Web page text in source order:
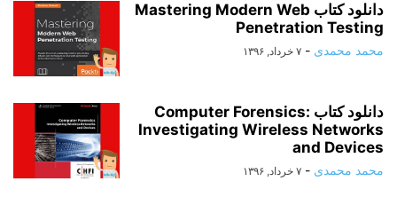
دانلود کتاب Mastering Modern Web
Penetration Testing
محمد محمدی - ۷ خرداد, ۱۳۹۶
دانلود کتاب Computer Forensics:
Investigating Wireless Networks
and Devices
محمد محمدی - ۷ خرداد, ۱۳۹۶